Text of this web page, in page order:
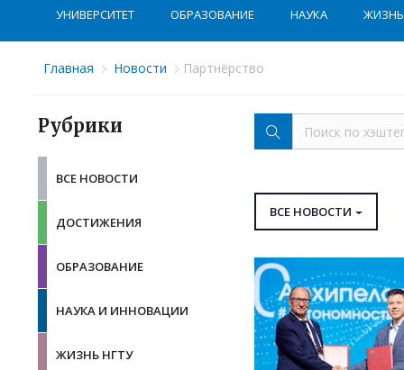
УНИВЕРСИТЕТ ОБРАЗОВАНИЕ НАУКА ЖИЗНЬ
Главная Новости Партнёрство
Рубрики
ВСЕ НОВОСТИ
ДОСТИЖЕНИЯ
ОБРАЗОВАНИЕ
НАУКА И ИННОВАЦИИ
ЖИЗНЬ НГТУ
ВСЕ НОВОСТИ